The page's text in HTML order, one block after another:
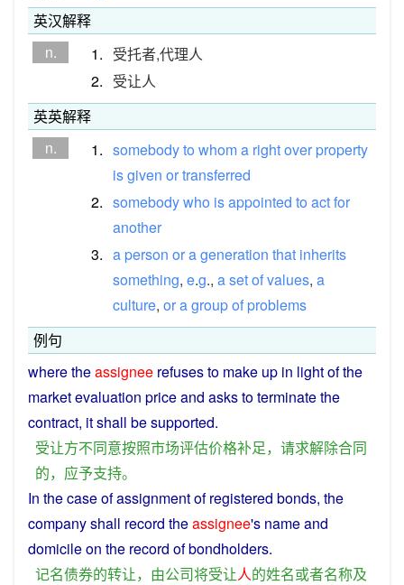
英汉解释
n.
1. 受托者,代理人
2. 受让人
英英解释
n.
1. somebodyto whoma rightover property
isgiven ortransferred
2. somebodywho isappointed to actfor
another
3. a person orageneration that inherits
something, e.g., asetofvalues, a
culture, oragroupof problems
例句
where theassignee refusesto make up in lightofthe
marketevaluation priceand askstoterminatethe
contract, itshall besupported.
受让方不同意按照市场评估价格补足， 请求解除合同
的， 应予支持。
In the case ofassignmentofregistered bonds, the
companyshall record theassignee's nameand
domicileon the record ofbondholders.
记名债券的转让， 由公司将受让人的姓名或者名称及